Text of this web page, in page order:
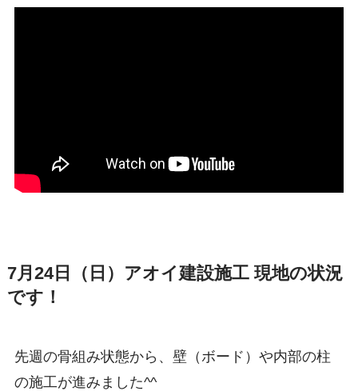
7月24日（日）アオイ建設施工 現地の状況
です！
先週の骨組み状態から、壁（ボード）や内部の柱
の施工が進みました^^